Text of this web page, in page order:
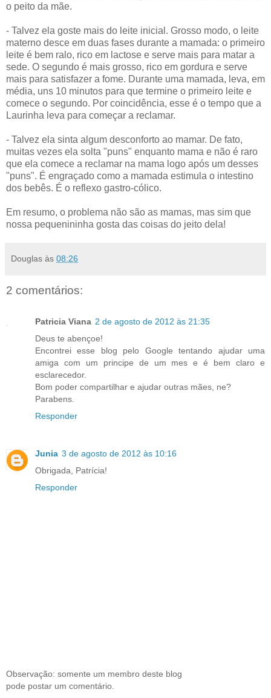
o peito da mãe.
- Talvez ela goste mais do leite inicial. Grosso modo, o leite
materno desce em duas fases durante a mamada: o primeiro
leite é bem ralo, rico em lactose e serve mais para matar a
sede. O segundo é mais grosso, rico em gordura e serve
mais para satisfazer a fome. Durante uma mamada, leva, em
média, uns 10 minutos para que termine o primeiro leite e
comece o segundo. Por coincidência, esse é o tempo que a
Laurinha leva para começar a reclamar.
- Talvez ela sinta algum desconforto ao mamar. De fato,
muitas vezes ela solta "puns" enquanto mama e não é raro
que ela comece a reclamar na mama logo após um desses
"puns". É engraçado como a mamada estimula o intestino
dos bebês. É o reflexo gastro-cólico.
Em resumo, o problema não são as mamas, mas sim que
nossa pequenininha gosta das coisas do jeito dela!
Douglas às 08:26
2 comentários:
Patricia Viana 2 de agosto de 2012 às 21:35
Deus te abençoe!
Encontrei esse blog pelo Google tentando ajudar uma
amiga com um principe de um mes e é bem claro e
esclarecedor.
Bom poder compartilhar e ajudar outras mães, ne?
Parabens.
Responder
Junia 3 de agosto de 2012 às 10:16
Obrigada, Patrícia!
Responder
Observação: somente um membro deste blog
pode postar um comentário.